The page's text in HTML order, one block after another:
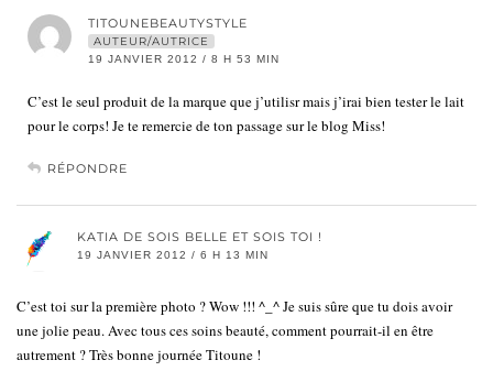
TITOUNEBEAUTYSTYLE
AUTEUR/AUTRICE
19 JANVIER 2012 / 8 H 53 MIN
C’est le seul produit de la marque que j’utilisr mais j’irai bien tester le lait
pour le corps! Je te remercie de ton passage sur le blog Miss!
RÉPONDRE
KATIA DE SOIS BELLE ET SOIS TOI !
19 JANVIER 2012 / 6 H 13 MIN
C’est toi sur la première photo ? Wow !!! ^_^ Je suis sûre que tu dois avoir
une jolie peau. Avec tous ces soins beauté, comment pourrait-il en être
autrement ? Très bonne journée Titoune !